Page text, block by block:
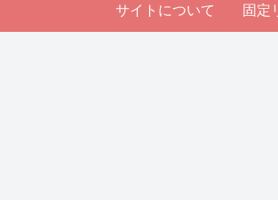
サイトについて 固定